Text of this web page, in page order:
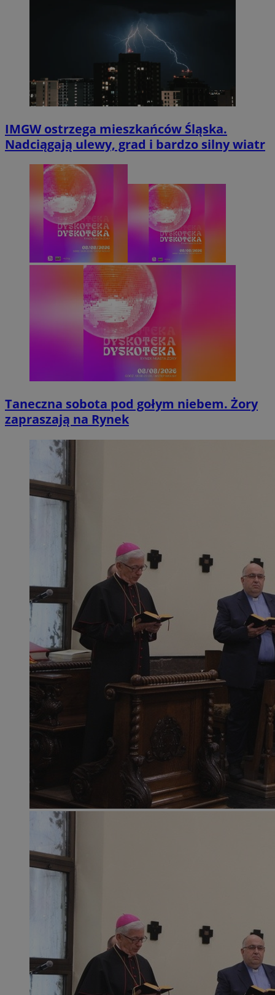
IMGW ostrzega mieszkańców Śląska.
Nadciągają ulewy, grad i bardzo silny wiatr
Taneczna sobota pod gołym niebem. Żory
zapraszają na Rynek